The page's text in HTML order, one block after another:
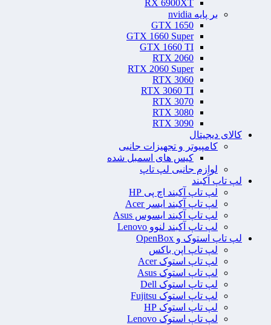
RX 6900XT
بر پایه nvidia
GTX 1650
GTX 1660 Super
GTX 1660 TI
RTX 2060
RTX 2060 Super
RTX 3060
RTX 3060 TI
RTX 3070
RTX 3080
RTX 3090
کالای دیجیتال
کامپیوتر و تجهیزات جانبی
کیس های اسمبل شده
لوازم جانبی لپ تاپ
لپ تاپ آکبند
لپ تاپ آکبند اچ پی HP
لپ تاپ آکبند ایسر Acer
لپ تاپ آکبند ایسوس Asus
لپ تاپ آکبند لنوو Lenovo
لپ تاپ استوک و OpenBox
لپ تاپ اپن باکس
لپ تاپ استوک Acer
لپ تاپ استوک Asus
لپ تاپ استوک Dell
لپ تاپ استوک Fujitsu
لپ تاپ استوک HP
لپ تاپ استوک Lenovo